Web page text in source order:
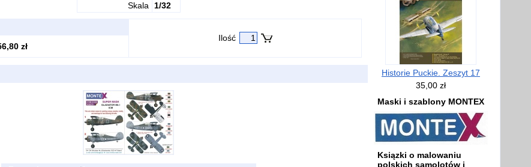
Skala
1/32
Ilość
zł
Historie Puckie. Zeszyt 17
35,00 zł
Maski i szablony MONTEX
Ksiązki o malowaniu
polskich samolotów i